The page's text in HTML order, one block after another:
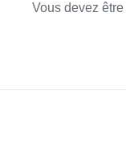
Vous devez être